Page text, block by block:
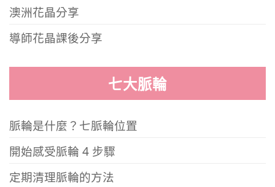
澳洲花晶分享
導師花晶課後分享
七大脈輪
脈輪是什麼？七脈輪位置
開始感受脈輪 4 步驟
定期清理脈輪的方法